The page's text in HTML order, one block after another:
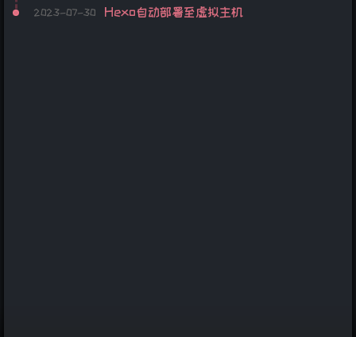
2023-07-30 Hexo自动部署至虚拟主机